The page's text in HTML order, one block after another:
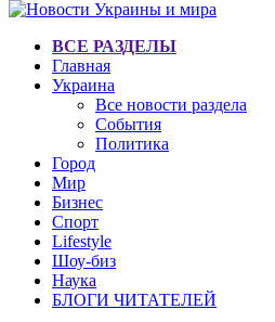
ВСЕ РАЗДЕЛЫ
Главная
Украина
Все новости раздела
События
Политика
Город
Мир
Бизнес
Спорт
Lifestyle
Шоу-биз
Наука
БЛОГИ ЧИТАТЕЛЕЙ